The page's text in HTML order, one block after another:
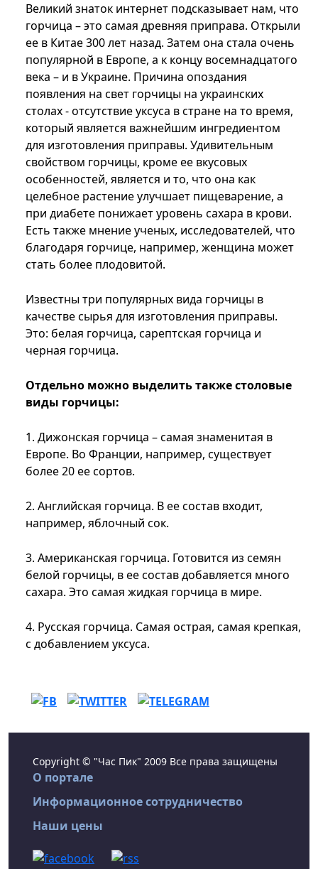
Великий знаток интернет подсказывает нам, что
горчица – это самая древняя приправа. Открыли
ее в Китае 300 лет назад. Затем она стала очень
популярной в Европе, а к концу восемнадцатого
века – и в Украине. Причина опоздания
появления на свет горчицы на украинских
столах - отсутствие уксуса в стране на то время,
который является важнейшим ингредиентом
для изготовления приправы. Удивительным
свойством горчицы, кроме ее вкусовых
особенностей, является и то, что она как
целебное растение улучшает пищеварение, а
при диабете понижает уровень сахара в крови.
Есть также мнение ученых, исследователей, что
благодаря горчице, например, женщина может
стать более плодовитой.
Известны три популярных вида горчицы в
качестве сырья для изготовления приправы.
Это: белая горчица, сарептская горчица и
черная горчица.
Отдельно можно выделить также столовые
виды горчицы:
1. Дижонская горчица – самая знаменитая в
Европе. Во Франции, например, существует
более 20 ее сортов.
2. Английская горчица. В ее состав входит,
например, яблочный сок.
3. Американская горчица. Готовится из семян
белой горчицы, в ее состав добавляется много
сахара. Это самая жидкая горчица в мире.
4. Русская горчица. Самая острая, самая крепкая,
с добавлением уксуса.
Copyright © "Час Пик" 2009 Все права защищены
О портале
Информационное сотрудничество
Наши цены